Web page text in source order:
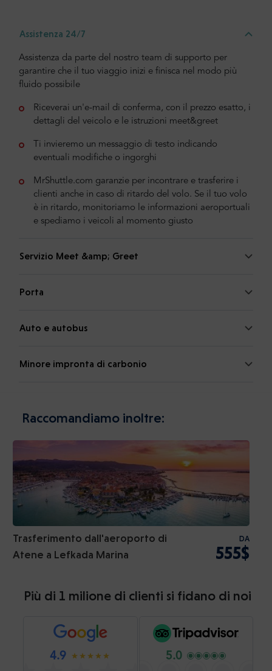
Assistenza 24/7
Assistenza da parte del nostro team di supporto per
garantire che il tuo viaggio inizi e finisca nel modo più
fluido possibile
Riceverai un'e-mail di conferma, con il prezzo esatto, i
dettagli del veicolo e le istruzioni meet&greet
Ti invieremo un messaggio di testo indicando
eventuali modifiche o ingorghi
MrShuttle.com garanzie per incontrare e trasferire i
clienti anche in caso di ritardo del volo. Se il tuo volo
è in ritardo, monitoriamo le informazioni aeroportuali
e spediamo i veicoli al momento giusto
Servizio Meet &amp; Greet
Porta
Auto e autobus
Minore impronta di carbonio
Raccomandiamo inoltre:
Trasferimento dall'aeroporto di
Atene a Lefkada Marina
DA
555$
Più di 1 milione di clienti si fidano di noi
4.9 5.0